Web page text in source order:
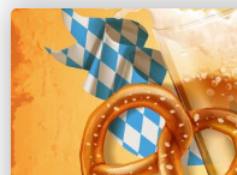
на территории музея-
течение 3-4
традиционным в рамках
посвященных
года.Орган...